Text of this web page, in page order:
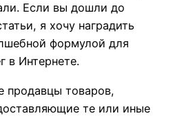
Если вы дошли до
я хочу наградить
формулой для
в Интернете.
продавцы товаров,
те или иные